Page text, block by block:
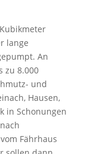
lange
An
zu 8.000
und
Hausen,
in Schonungen
Fährhaus